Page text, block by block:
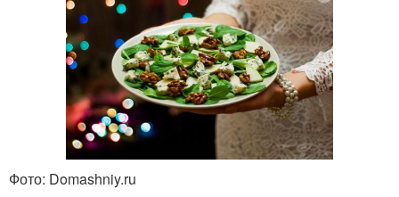
Фото: Domashniy.ru